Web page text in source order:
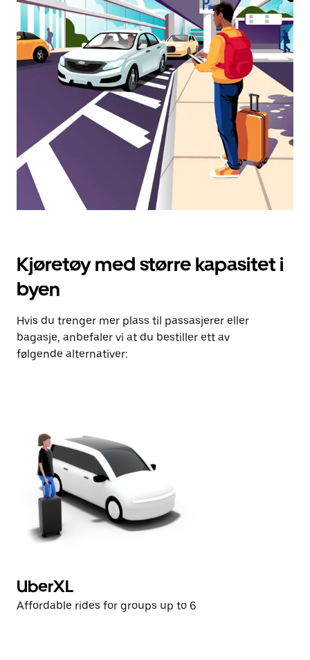
velge
en
dato.
Trykk
på
Esc-
knappen
kalenderen.
Kjøretøy med større kapasitet i
byen
Hvis du trenger mer plass til passasjerer eller
bagasje, anbefaler vi at du bestiller ett av
følgende alternativer:
UberXL
Affordable rides for groups up to 6